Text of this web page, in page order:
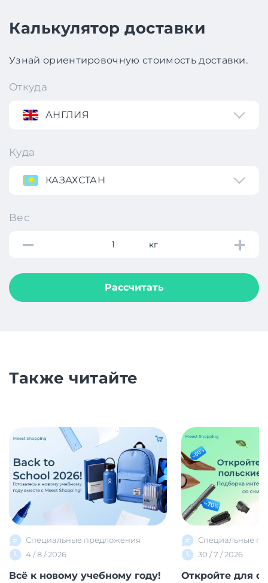
Калькулятор доставки
Узнай ориентировочную стоимость доставки.
Откуда
АНГЛИЯ
Куда
КАЗАХСТАН
Вес
кг
Рассчитать
Также читайте
Специальные предложения
4 / 8 / 2026
Всё к новому учебному году!
Специальные
30 / 7 / 2026
Откройте для